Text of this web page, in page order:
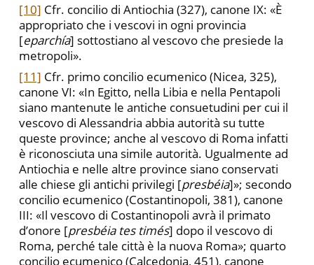
[10] Cfr. concilio di Antiochia (327), canone IX: «È
appropriato che i vescovi in ogni provincia
[eparchía] sottostiano al vescovo che presiede la
metropoli».
[11] Cfr. primo concilio ecumenico (Nicea, 325),
canone VI: «In Egitto, nella Libia e nella Pentapoli
siano mantenute le antiche consuetudini per cui il
vescovo di Alessandria abbia autorità su tutte
queste province; anche al vescovo di Roma infatti
è riconosciuta una simile autorità. Ugualmente ad
Antiochia e nelle altre province siano conservati
alle chiese gli antichi privilegi [presbéia]»; secondo
concilio ecumenico (Costantinopoli, 381), canone
III: «Il vescovo di Costantinopoli avrà il primato
d’onore [presbéia tes timés] dopo il vescovo di
Roma, perché tale città è la nuova Roma»; quarto
concilio ecumenico (Calcedonia, 451), canone